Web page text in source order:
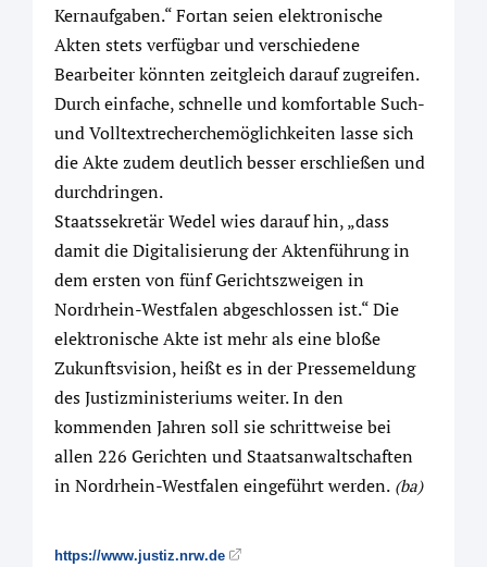
Kernaufgaben.“ Fortan seien elektronische
Akten stets verfügbar und verschiedene
Bearbeiter könnten zeitgleich darauf zugreifen.
Durch einfache, schnelle und komfortable Such-
und Volltextrecherchemöglichkeiten lasse sich
die Akte zudem deutlich besser erschließen und
durchdringen.
Staatssekretär Wedel wies darauf hin, „dass
damit die Digitalisierung der Aktenführung in
dem ersten von fünf Gerichtszweigen in
Nordrhein-Westfalen abgeschlossen ist.“ Die
elektronische Akte ist mehr als eine bloße
Zukunftsvision, heißt es in der Pressemeldung
des Justizministeriums weiter. In den
kommenden Jahren soll sie schrittweise bei
allen 226 Gerichten und Staatsanwaltschaften
in Nordrhein-Westfalen eingeführt werden. (ba)
https://www.justiz.nrw.de